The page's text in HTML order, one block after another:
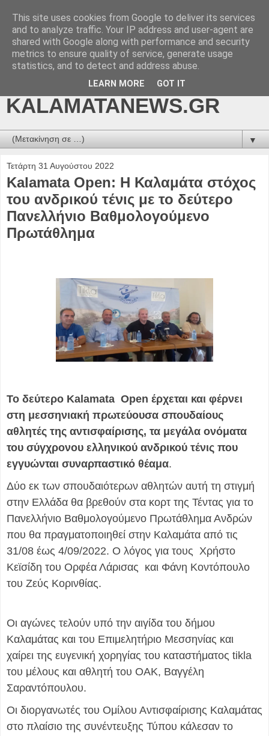
kalamatanews.gr -
ΜΕΣΣΗΝΙΑΚΑ ΝΕΑ
ONLINE-
KALAMATANEWS.GR
▼
Τετάρτη 31 Αυγούστου 2022
Kalamata Open: Η Καλαμάτα στόχος
του ανδρικού τένις με το δεύτερο
Πανελλήνιο Βαθμολογούμενο
Πρωτάθλημα
Το δεύτερο Kalamata Open έρχεται και φέρνει
στη μεσσηνιακή πρωτεύουσα σπουδαίους
αθλητές της αντισφαίρισης, τα μεγάλα ονόματα
του σύγχρονου ελληνικού ανδρικού τένις που
εγγυώνται συναρπαστικό θέαμα.
Δύο εκ των σπουδαιότερων αθλητών αυτή τη στιγμή
στην Ελλάδα θα βρεθούν στα κορτ της Τέντας για το
Πανελλήνιο Βαθμολογούμενο Πρωτάθλημα Ανδρών
που θα πραγματοποιηθεί στην Καλαμάτα από τις
31/08 έως 4/09/2022. Ο λόγος για τους Χρήστο
Κεϊσίδη του Ορφέα Λάρισας και Φάνη Κοντόπουλο
του Ζεύς Κορινθίας.
Οι αγώνες τελούν υπό την αιγίδα του δήμου
Καλαμάτας και του Επιμελητήριο Μεσσηνίας και
χαίρει της ευγενική χορηγίας του καταστήματος tikla
του μέλους και αθλητή του ΟΑΚ, Βαγγέλη
Σαραντόπουλου.
Οι διοργανωτές του Ομίλου Αντισφαίρισης Καλαμάτας
στο πλαίσιο της συνέντευξης Τύπου κάλεσαν το
This site uses cookies from Google to deliver its services
and to analyze traffic. Your IP address and user-agent are
shared with Google along with performance and security
metrics to ensure quality of service, generate usage
statistics, and to detect and address abuse.
LEARN MORE GOT IT